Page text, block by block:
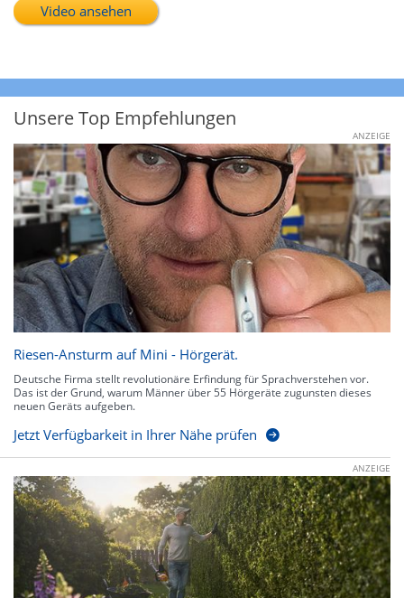
Video ansehen
Unsere Top Empfehlungen
ANZEIGE
Riesen-Ansturm auf Mini - Hörgerät.
Deutsche Firma stellt revolutionäre Erfindung für Sprachverstehen vor.
Das ist der Grund, warum Männer über 55 Hörgeräte zugunsten dieses
neuen Geräts aufgeben.
Jetzt Verfügbarkeit in Ihrer Nähe prüfen
ANZEIGE